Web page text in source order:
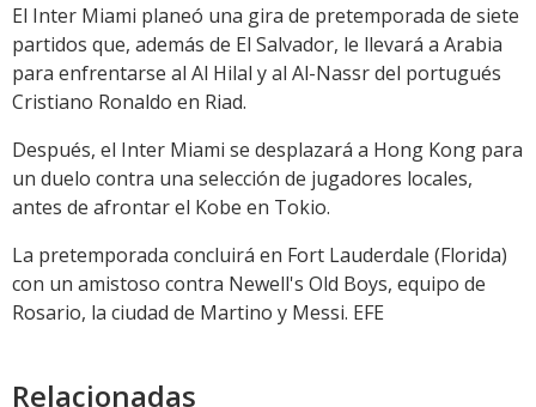
El Inter Miami planeó una gira de pretemporada de siete
partidos que, además de El Salvador, le llevará a Arabia
para enfrentarse al Al Hilal y al Al-Nassr del portugués
Cristiano Ronaldo en Riad.
Después, el Inter Miami se desplazará a Hong Kong para
un duelo contra una selección de jugadores locales,
antes de afrontar el Kobe en Tokio.
La pretemporada concluirá en Fort Lauderdale (Florida)
con un amistoso contra Newell's Old Boys, equipo de
Rosario, la ciudad de Martino y Messi. EFE
Relacionadas